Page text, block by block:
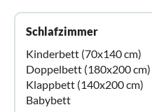
Schlafzimmer
Kinderbett (70x140 cm)
Doppelbett (180x200 cm)
Klappbett (140x200 cm)
Babybett